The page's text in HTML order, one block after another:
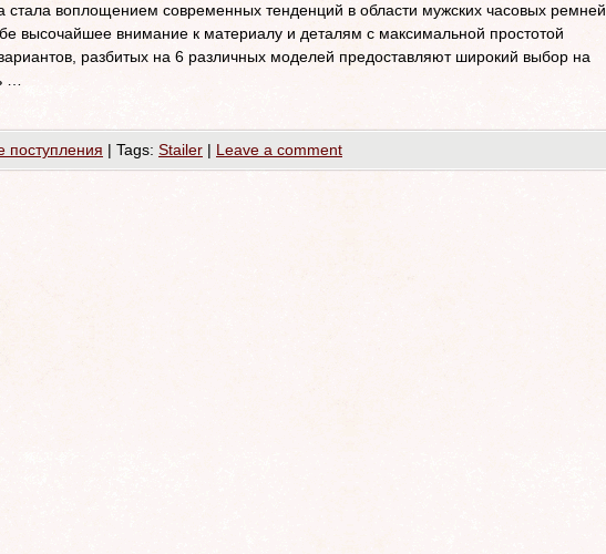
стала воплощением современных тенденций в области мужских часовых ремней
высочайшее внимание к материалу и деталям с максимальной простотой
разбитых на 6 различных моделей предоставляют широкий выбор на
…
поступления | Tags: Stailer | Leave a comment